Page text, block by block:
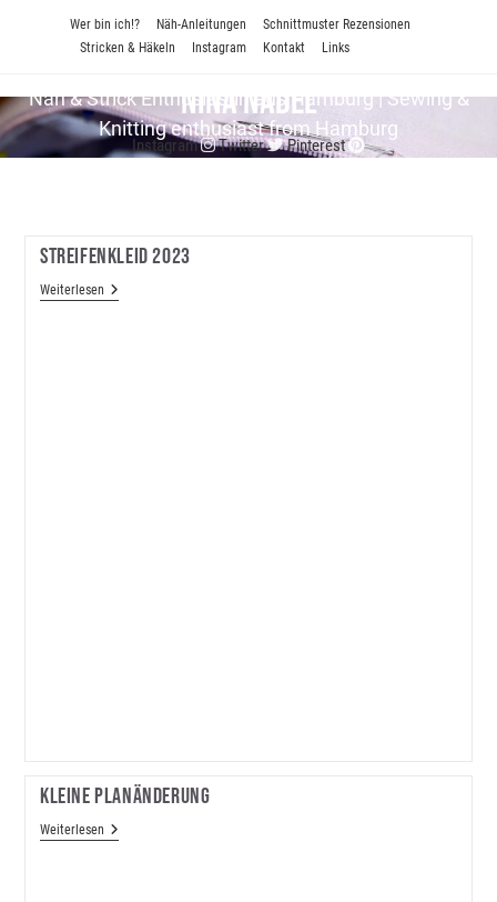
Wer bin ich!? Näh-Anleitungen
Schnittmuster Rezensionen
Stricken & Häkeln
Instagram Kontakt Links
Nina Nadel
Näh & Strick En­thu­si­as­tin aus Hamburg | Sewing &
Knitting enthusiast from Hamburg
Instagram Twitter Pinterest
Streifenkleid 2023
WeiterlesenStreifenkleid
Kleine Planänderung
WeiterlesenKleine